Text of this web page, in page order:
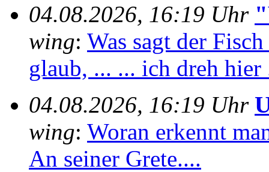
04.08.2026, 16:19 Uhr
wing: Was sagt der
glaub, ... ... ich dreh hier
04.08.2026, 16:19 Uhr
wing: Woran erkennt
An seiner Grete....